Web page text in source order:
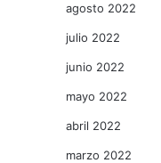
agosto 2022
julio 2022
junio 2022
mayo 2022
abril 2022
marzo 2022